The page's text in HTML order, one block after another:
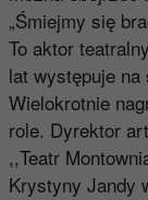
„Śmiejmy się
To aktor
lat występuje na
Wielokrotnie
role. Dyrektor
,,Teatr
Krystyny Jandy